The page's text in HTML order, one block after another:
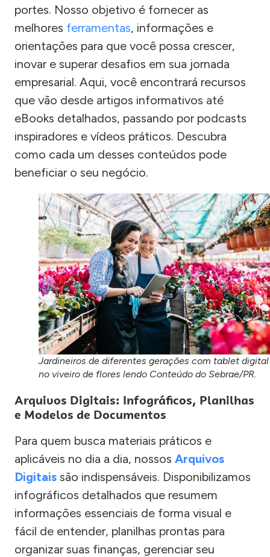
portes. Nosso objetivo é fornecer as
melhores ferramentas, informações e
orientações para que você possa crescer,
inovar e superar desafios em sua jornada
empresarial. Aqui, você encontrará recursos
que vão desde artigos informativos até
eBooks detalhados, passando por podcasts
inspiradores e vídeos práticos. Descubra
como cada um desses conteúdos pode
beneficiar o seu negócio.
Jardineiros de diferentes gerações com tablet digital
no viveiro de flores lendo Conteúdo do Sebrae/PR.
Arquivos Digitais: Infográficos, Planilhas
e Modelos de Documentos
Para quem busca materiais práticos e
aplicáveis no dia a dia, nossos Arquivos
Digitais são indispensáveis. Disponibilizamos
infográficos detalhados que resumem
informações essenciais de forma visual e
fácil de entender, planilhas prontas para
organizar suas finanças, gerenciar seu